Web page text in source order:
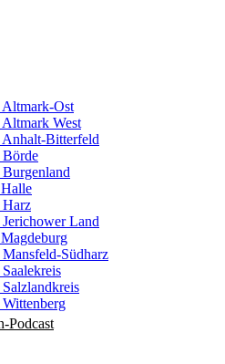
Ost
West
Bitterfeld
Börde
Harz
Land
Südharz
Podcast